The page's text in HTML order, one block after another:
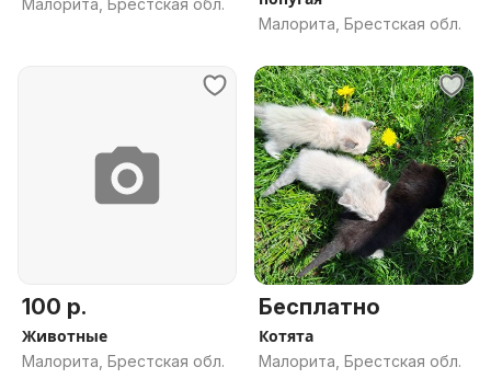
Малорита, Брестская обл.
Малорита, Брестская обл.
100 р.
Животные
Малорита, Брестская обл.
Бесплатно
Котята
Малорита, Брестская обл.